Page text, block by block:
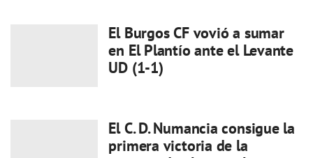
El Burgos CF vovió a sumar
en El Plantío ante el Levante
UD (1-1)
El C. D. Numancia consigue la
primera victoria de la